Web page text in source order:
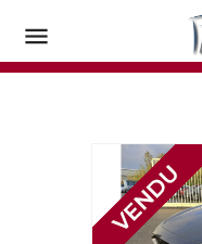
